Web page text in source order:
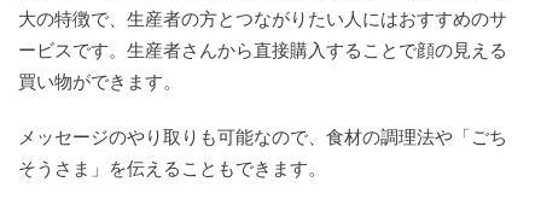
大の特徴で、生産者の方とつながりたい人にはおすすめのサ
ービスです。生産者さんから直接購入することで顔の見える
買い物ができます。
メッセージのやり取りも可能なので、食材の調理法や「ごち
そうさま」を伝えることもできます。